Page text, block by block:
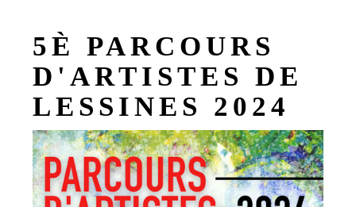
5È PARCOURS
D'ARTISTES DE
LESSINES 2024